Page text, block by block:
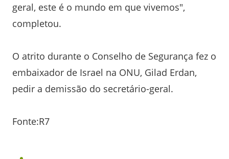
geral, este é o mundo em que vivemos",
completou.
O atrito durante o Conselho de Segurança fez o
embaixador de Israel na ONU, Gilad Erdan,
pedir a demissão do secretário-geral.
Fonte:R7